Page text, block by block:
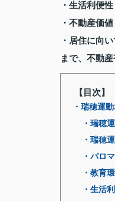
・生活利便性
・不動産価値
・居住に向
まで、不動
【目次】
・瑞穂運
・瑞穂
・瑞穂
・パロ
・教育
・生活